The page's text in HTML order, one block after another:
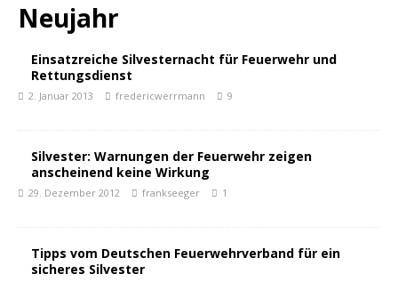
Neujahr
Einsatzreiche Silvesternacht für Feuerwehr und
Rettungsdienst
2. Januar 2013 fredericwerrmann 9
Silvester: Warnungen der Feuerwehr zeigen
anscheinend keine Wirkung
29. Dezember 2012 frankseeger 1
Tipps vom Deutschen Feuerwehrverband für ein
sicheres Silvester